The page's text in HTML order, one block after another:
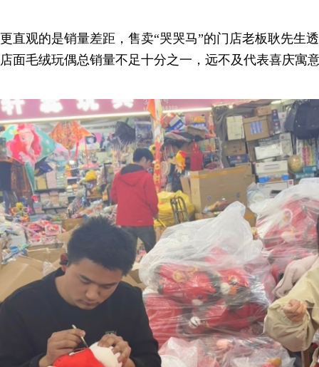
更直观的是销量差距，售卖“哭哭马”的门店老板耿先生
店面毛绒玩偶总销量不足十分之一，远不及代表喜庆寓